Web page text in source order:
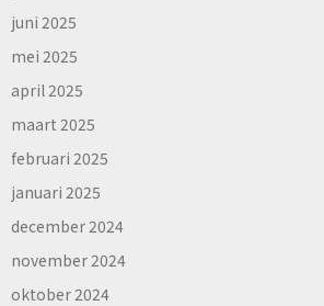
juni 2025
mei 2025
april 2025
maart 2025
februari 2025
januari 2025
december 2024
november 2024
oktober 2024